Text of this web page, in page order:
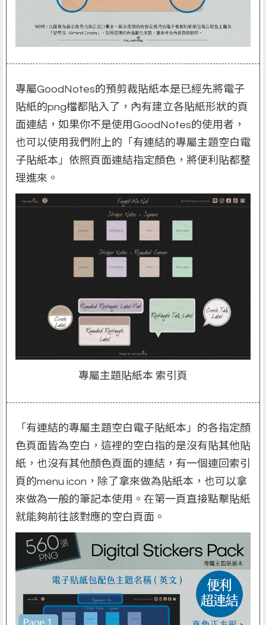
專屬GoodNotes的預剪裁貼紙本是已經先將電子
貼紙的png檔都貼入了，內有建立各貼紙形狀的頁
面連結，如果你不是使用GoodNotes的使用者，
也可以使用我們附上的「有連結的專屬主題空白電
子貼紙本」依照頁面連結指定顏色，將便利貼都整
理進來。
專屬主題貼紙本 索引頁
「有連結的專屬主題空白電子貼紙本」的各指定顏
色頁面皆為空白，這裡的空白指的是沒有貼其他貼
紙，也沒有其他顏色頁面的連結，有一個連回索引
頁的menu icon，除了拿來做為貼紙本，也可以拿
來做為一般的筆記本使用。在第一頁直接點擊貼紙
就能夠前往該對應的空白頁面。